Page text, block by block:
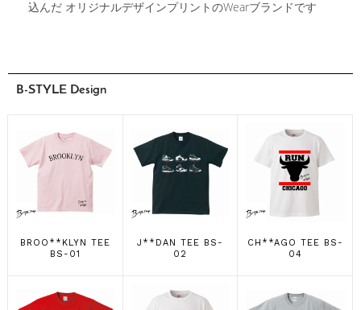
込んだ オリジナルデザインプリントのWearブランドです
B-STYLE Design
BROO**KLYN TEE
BS-01
J**DAN TEE BS-
02
CH**AGO TEE BS-
04